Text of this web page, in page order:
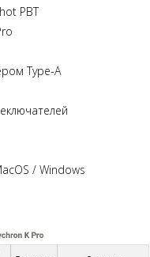
PBT
Type-A
/ Windows